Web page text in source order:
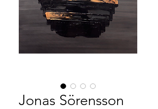
Jonas Sörensson